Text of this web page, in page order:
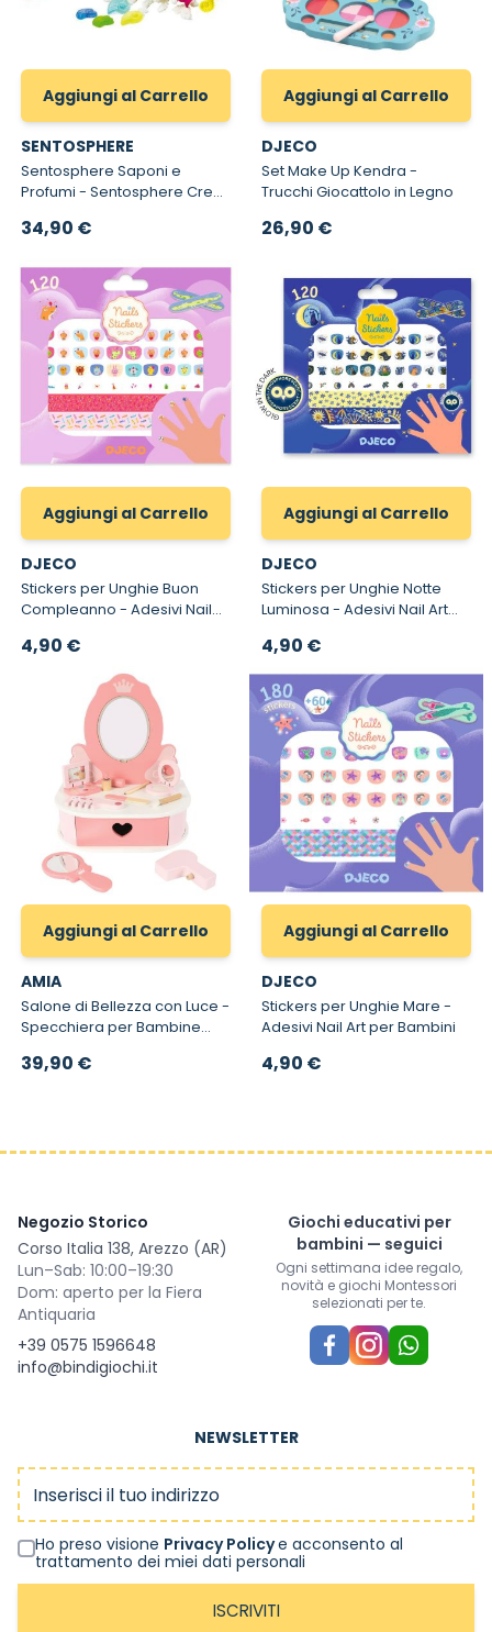
Aggiungi al Carrello
SENTOSPHERE
Sentosphere Saponi e
Profumi - Sentosphere Crea
34,90 €
Aggiungi al Carrello
DJECO
Set Make Up Kendra -
Trucchi Giocattolo in Legno
26,90 €
Aggiungi al Carrello
DJECO
Stickers per Unghie Buon
Compleanno - Adesivi Nail
4,90 €
Aggiungi al Carrello
DJECO
Stickers per Unghie Notte
Luminosa - Adesivi Nail Art
4,90 €
Aggiungi al Carrello
AMIA
Salone di Bellezza con Luce -
Specchiera per Bambine
39,90 €
Aggiungi al Carrello
DJECO
Stickers per Unghie Mare -
Adesivi Nail Art per Bambini
4,90 €
Negozio Storico
Corso Italia 138, Arezzo (AR)
Lun–Sab: 10:00–19:30
Dom: aperto per la Fiera
Antiquaria
+39 0575 1596648
info@bindigiochi.it
Giochi educativi per
bambini — seguici
Ogni settimana idee regalo,
novità e giochi Montessori
selezionati per te.
NEWSLETTER
Indirizzo email
Ho preso visione Privacy Policye acconsento al
trattamento dei miei dati personali
ISCRIVITI